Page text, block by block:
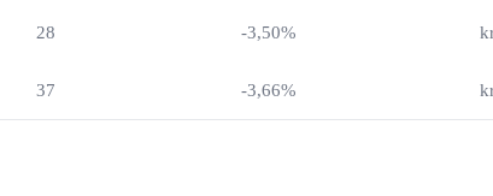
28 -3,50%
37 -3,66%